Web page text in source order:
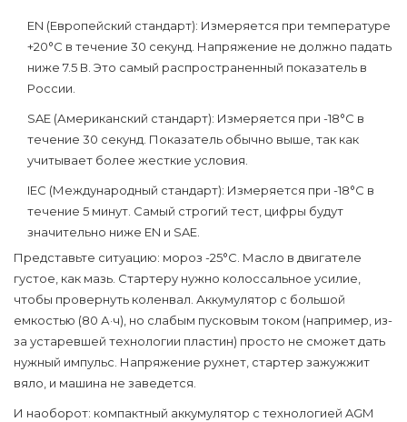
EN (Европейский стандарт): Измеряется при температуре
+20°C в течение 30 секунд. Напряжение не должно падать
ниже 7.5 В. Это самый распространенный показатель в
России.
SAE (Американский стандарт): Измеряется при -18°C в
течение 30 секунд. Показатель обычно выше, так как
учитывает более жесткие условия.
IEC (Международный стандарт): Измеряется при -18°C в
течение 5 минут. Самый строгий тест, цифры будут
значительно ниже EN и SAE.
Представьте ситуацию: мороз -25°C. Масло в двигателе
густое, как мазь. Стартеру нужно колоссальное усилие,
чтобы провернуть коленвал. Аккумулятор с большой
емкостью (80 А·ч), но слабым пусковым током (например, из-
за устаревшей технологии пластин) просто не сможет дать
нужный импульс. Напряжение рухнет, стартер зажужжит
вяло, и машина не заведется.
И наоборот: компактный аккумулятор с технологией AGM